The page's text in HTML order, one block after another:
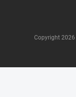
Copyright 2026